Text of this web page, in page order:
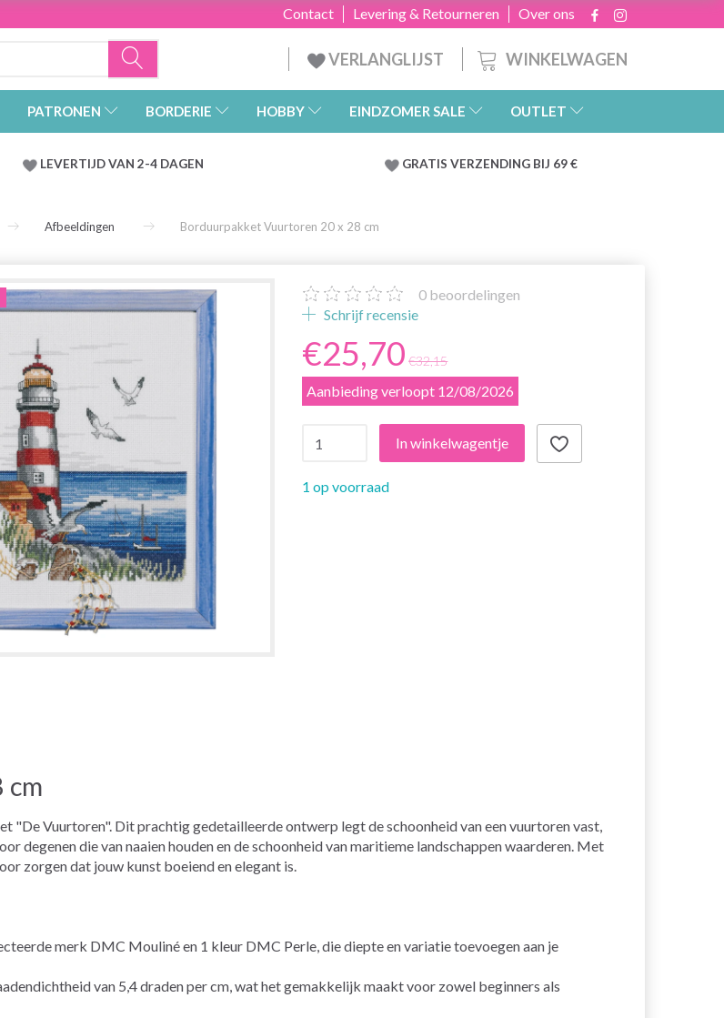
Over ons
Levering & Retourneren
Contact
WINKELWAGEN
VERLANGLIJST
PATRONEN BORDERIE HOBBY EINDZOMER SALE OUTLET
LEVERTIJD VAN 2-4 DAGEN GRATIS VERZENDING BIJ 69 €
Afbeeldingen Borduurpakket Vuurtoren 20 x 28 cm
0 beoordelingen
Schrijf recensie
€25,70 €32,15
Aanbieding verloopt 12/08/2026
In winkelwagentje
1 op voorraad
cm
"De Vuurtoren". Dit prachtig gedetailleerde ontwerp legt de schoonheid van een vuurtoren vast,
degenen die van naaien houden en de schoonheid van maritieme landschappen waarderen. Met
zorgen dat jouw kunst boeiend en elegant is.
merk DMC Mouliné en 1 kleur DMC Perle, die diepte en variatie toevoegen aan je
van 5,4 draden per cm, wat het gemakkelijk maakt voor zowel beginners als